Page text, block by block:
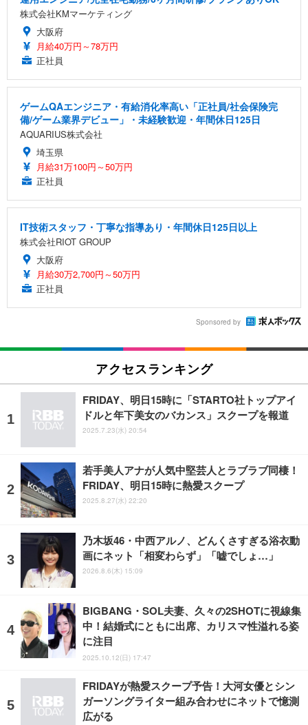
株式会社KMマーケティング
大阪府
月給40万円～78万円
正社員
ゲームQAエンジニア・有給消化率高い「正社員/社会保険完
備/ゲーム業界デビュー」・未経験歓迎・年間休日125日
AQUARIUS株式会社
埼玉県
月給31万100円～50万円
正社員
IT技術スタッフ・丁寧な指導あり・年間休日125日以上
株式会社RIOT GROUP
大阪府
月給30万2,700円～50万円
正社員
Sponsored by
アクセスランキング
FRIDAY、明日15時に「STARTO社トップアイ
ドルと年下美女のバカンス」スクープを報道
2025.7.23(水) 20:54
若手美人アナが人気中堅芸人とラブラブ同棲！
FRIDAY、明日15時に熱愛スクープ
2025.8.27(水) 22:20
乃木坂46・中西アルノ、どんくさすぎる浴衣動
画にネット「相変わらず」「嘘でしょ…」
2026.8.6(木) 15:09
BIGBANG・SOL夫妻、久々の2SHOTに視線集
中！結婚式にともに出席、カリスマ性溢れる姿
に注目
2025.10.12(日) 17:47
FRIDAYが熱愛スクープ予告！大河女優とシン
ガーソングライター組み合わせにネットで憶測
広がる